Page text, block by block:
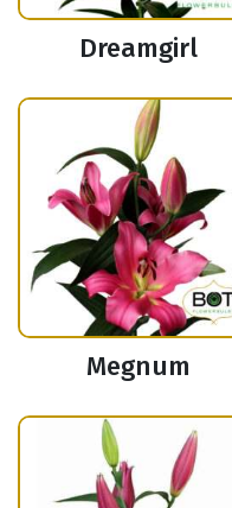
Dreamgirl
Megnum